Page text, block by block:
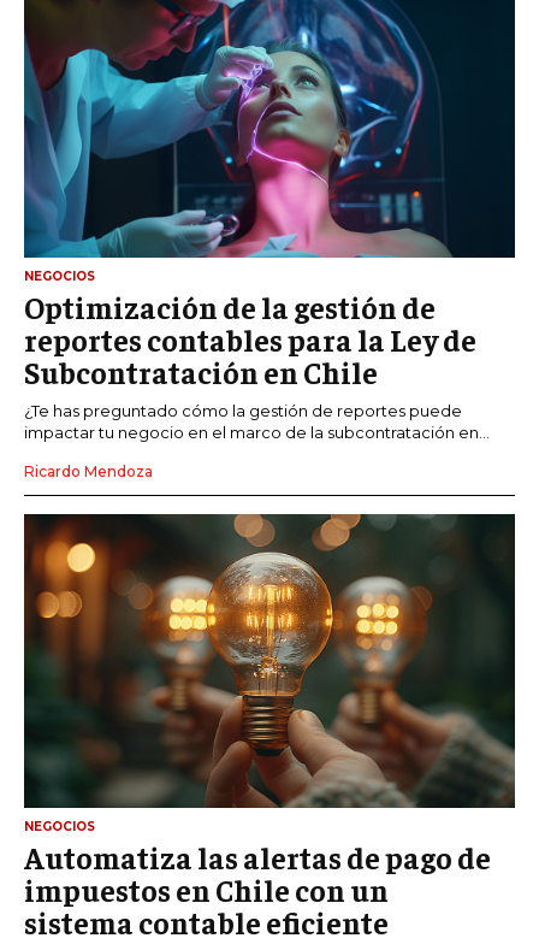
NEGOCIOS
Optimización de la gestión de
reportes contables para la Ley de
Subcontratación en Chile
¿Te has preguntado cómo la gestión de reportes puede
impactar tu negocio en el marco de la subcontratación en...
Ricardo Mendoza
NEGOCIOS
Automatiza las alertas de pago de
impuestos en Chile con un
sistema contable eficiente